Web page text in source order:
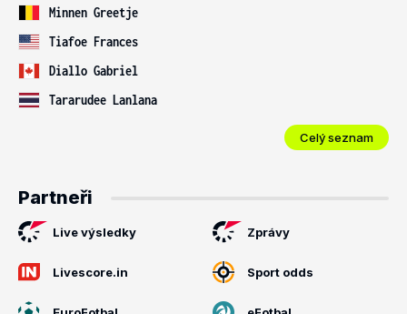
Minnen Greetje
Tiafoe Frances
Diallo Gabriel
Tararudee Lanlana
Celý seznam
Partneři
Live výsledky Zprávy
Livescore.in Sport odds